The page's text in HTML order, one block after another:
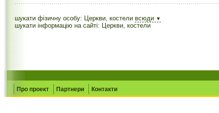
шукати фізичну особу: Церкви, костели всюди ▼
шукати інформацію на сайті: Церкви, костели
Про проект Партнери Контакти